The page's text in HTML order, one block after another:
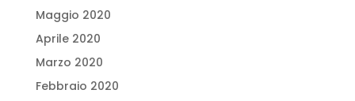
Maggio 2020
Aprile 2020
Marzo 2020
Febbraio 2020